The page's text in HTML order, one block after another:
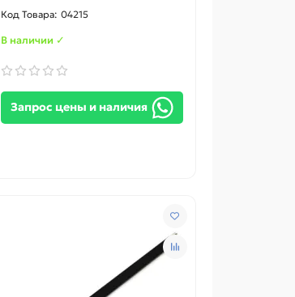
04215
В наличии ✓
Запрос цены и наличия